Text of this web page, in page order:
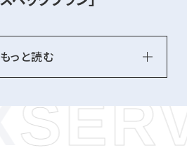
もっと読む